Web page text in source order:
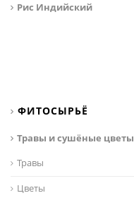
Рис Индийский
ФИТОСЫРЬЁ
Травы и сушёные цветы
Травы
Цветы